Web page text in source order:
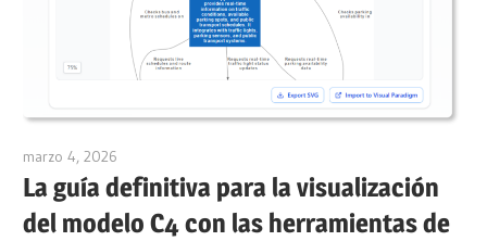
marzo 4, 2026
La guía definitiva para la visualización
del modelo C4 con las herramientas de